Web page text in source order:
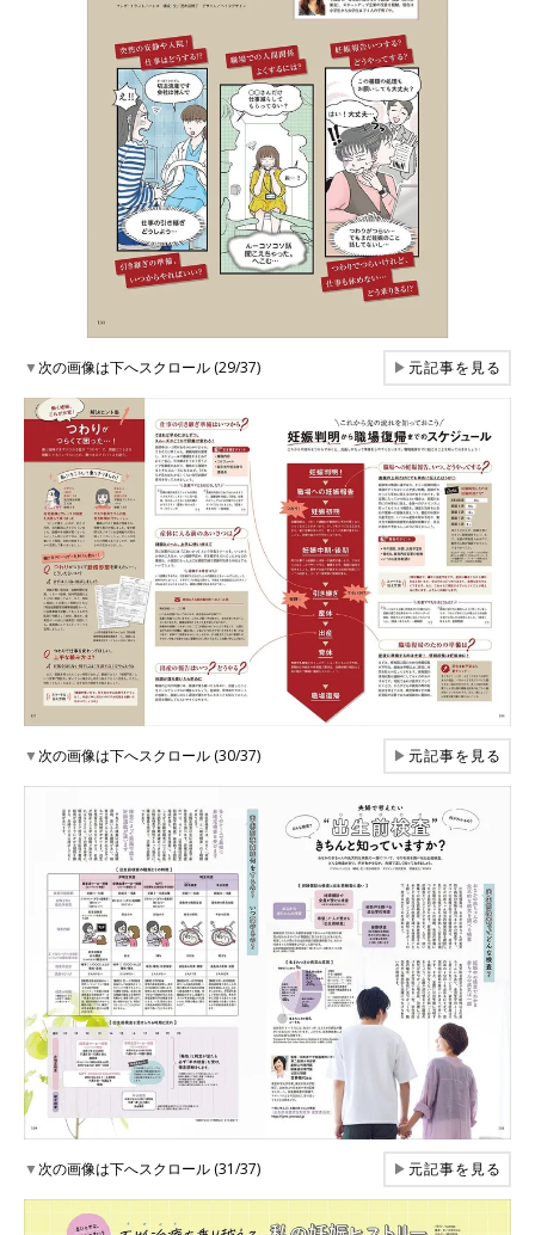
▼次の画像は下へスクロール (29/37) ▶元記事を見る
▼次の画像は下へスクロール (30/37) ▶元記事を見る
▼次の画像は下へスクロール (31/37) ▶元記事を見る